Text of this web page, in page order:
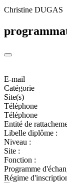
Christine DUGAS
E-mail
Catégorie
Site(s)
Téléphone
Téléphone
Entité de
Libelle diplôme :
Niveau :
Site :
Fonction :
Programme
Régime